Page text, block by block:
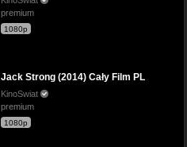
premium
1080p
Jack Strong (2014) Cały Film PL
KinoSwiat
premium
1080p